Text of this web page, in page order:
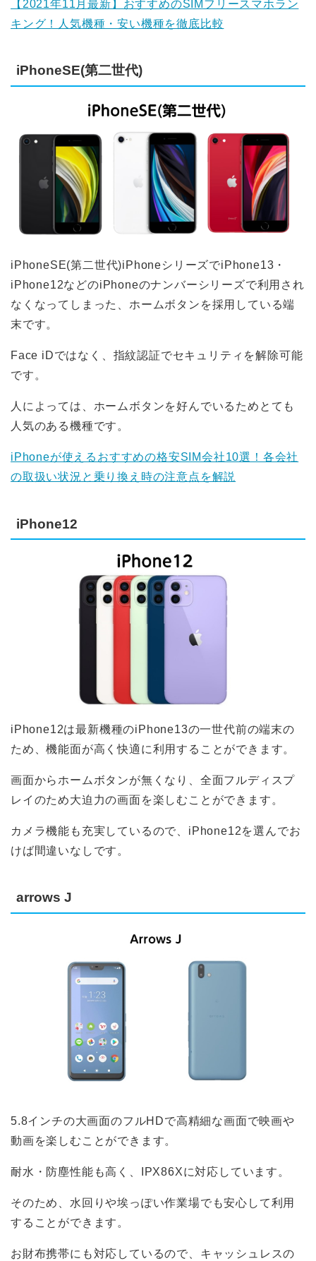
【2021年11月最新】おすすめのSIMフリースマホラン
キング！人気機種・安い機種を徹底比較
iPhoneSE(第二世代)
iPhoneSE(第二世代)iPhoneシリーズでiPhone13・
iPhone12などのiPhoneのナンバーシリーズで利用され
なくなってしまった、ホームボタンを採用している端
末です。
Face iDではなく、指紋認証でセキュリティを解除可能
です。
人によっては、ホームボタンを好んでいるためとても
人気のある機種です。
iPhoneが使えるおすすめの格安SIM会社10選！各会社
の取扱い状況と乗り換え時の注意点を解説
iPhone12
iPhone12は最新機種のiPhone13の一世代前の端末の
ため、機能面が高く快適に利用することができます。
画面からホームボタンが無くなり、全面フルディスプ
レイのため大迫力の画面を楽しむことができます。
カメラ機能も充実しているので、iPhone12を選んでお
けば間違いなしです。
arrows J
5.8インチの大画面のフルHDで高精細な画面で映画や
動画を楽しむことができます。
耐水・防塵性能も高く、IPX86Xに対応しています。
そのため、水回りや埃っぽい作業場でも安心して利用
することができます。
お財布携帯にも対応しているので、キャッシュレスの